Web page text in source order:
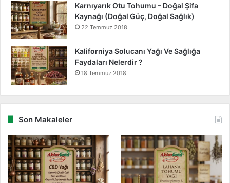
Karnıyarık Otu Tohumu – Doğal Şifa
Kaynağı (Doğal Güç, Doğal Sağlık)
22 Temmuz 2018
Kaliforniya Solucanı Yağı Ve Sağlığa
Faydaları Nelerdir ?
18 Temmuz 2018
Son Makaleler